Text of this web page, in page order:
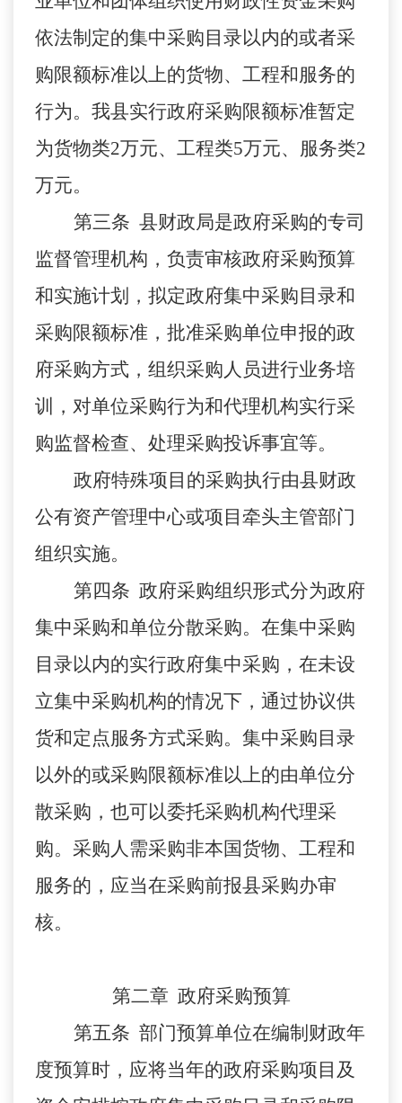
依法制定的集中采购目录以内的或者采
购限额标准以上的货物、工程和服务的
行为。我县实行政府采购限额标准暂定
为货物类2万元、工程类5万元、服务类2
万元。
第三条 县财政局是政府采购的专司
监督管理机构，负责审核政府采购预算
和实施计划，拟定政府集中采购目录和
采购限额标准，批准采购单位申报的政
府采购方式，组织采购人员进行业务培
训，对单位采购行为和代理机构实行采
购监督检查、处理采购投诉事宜等。
政府特殊项目的采购执行由县财政
公有资产管理中心或项目牵头主管部门
组织实施。
第四条 政府采购组织形式分为政府
集中采购和单位分散采购。在集中采购
目录以内的实行政府集中采购，在未设
立集中采购机构的情况下，通过协议供
货和定点服务方式采购。集中采购目录
以外的或采购限额标准以上的由单位分
散采购，也可以委托采购机构代理采
购。采购人需采购非本国货物、工程和
服务的，应当在采购前报县采购办审
核。
第二章 政府采购预算
第五条 部门预算单位在编制财政年
度预算时，应将当年的政府采购项目及